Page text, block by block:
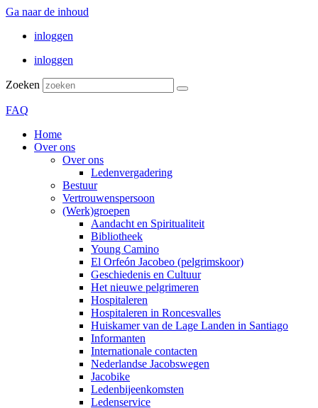
Ga naar de inhoud
inloggen
inloggen
Zoeken
FAQ
Home
Over ons
Over ons
Ledenvergadering
Bestuur
Vertrouwenspersoon
(Werk)groepen
Aandacht en Spiritualiteit
Bibliotheek
Young Camino
El Orfeón Jacobeo (pelgrimskoor)
Geschiedenis en Cultuur
Het nieuwe pelgrimeren
Hospitaleren
Hospitaleren in Roncesvalles
Huiskamer van de Lage Landen in Santiago
Informanten
Internationale contacten
Nederlandse Jacobswegen
Jacobike
Ledenbijeenkomsten
Ledenservice